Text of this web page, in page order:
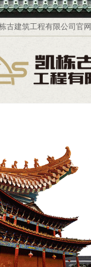
古建筑工程有限公司官网